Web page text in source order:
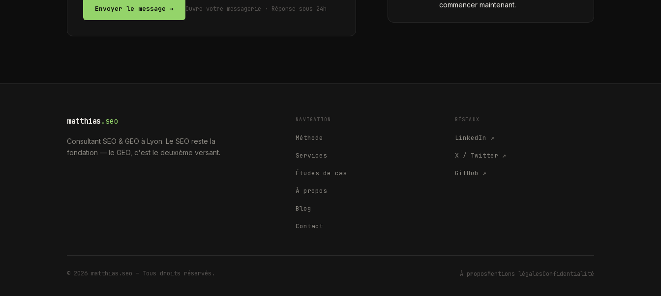
Envoyer le message → Ouvre votre messagerie · Réponse sous 24h
commencer maintenant.
matthias .seo
Consultant SEO & GEO à Lyon. Le SEO reste la
fondation — le GEO, c'est le deuxième versant.
NAVIGATION
Méthode
Services
Études de cas
À propos
Blog
Contact
RÉSEAUX
LinkedIn ↗
X / Twitter ↗
GitHub ↗
© 2026 matthias.seo — Tous droits réservés. À proposMentions légalesConfidentialité